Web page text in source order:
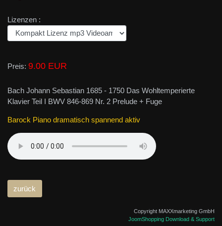
Lizenzen :
Preis: 9.00 EUR
Bach Johann Sebastian 1685 - 1750 Das Wohltemperierte
Klavier Teil I BWV 846-869 Nr. 2 Prelude + Fuge
Barock Piano dramatisch spannend aktiv
Copyright MAXXmarketing GmbH
JoomShopping Download & Support